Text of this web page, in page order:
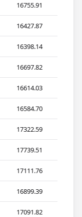
16755.91
16427.87
16398.14
16697.82
16614.03
16584.70
17322.59
17739.51
17111.76
16899.39
17091.82